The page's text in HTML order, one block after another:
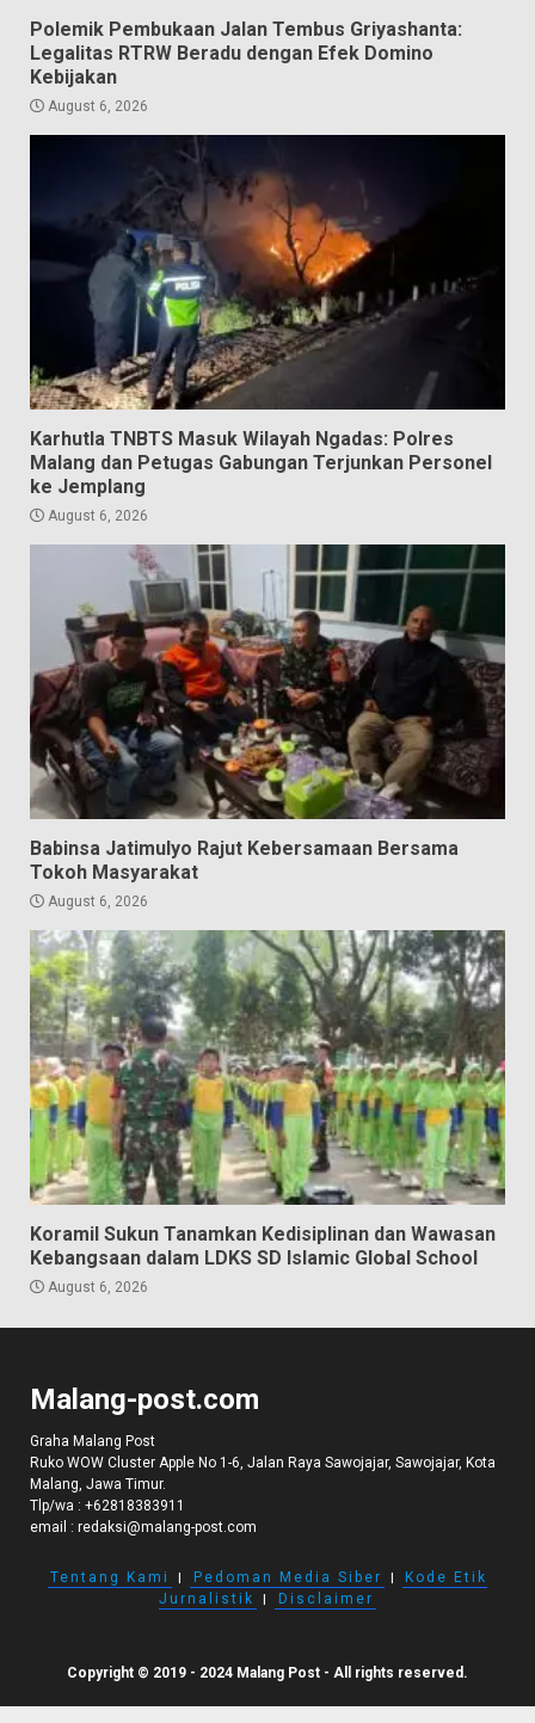
Polemik Pembukaan Jalan Tembus Griyashanta:
Legalitas RTRW Beradu dengan Efek Domino
Kebijakan
August 6, 2026
Karhutla TNBTS Masuk Wilayah Ngadas: Polres
Malang dan Petugas Gabungan Terjunkan Personel
ke Jemplang
August 6, 2026
Babinsa Jatimulyo Rajut Kebersamaan Bersama
Tokoh Masyarakat
August 6, 2026
Koramil Sukun Tanamkan Kedisiplinan dan Wawasan
Kebangsaan dalam LDKS SD Islamic Global School
August 6, 2026
Malang-post.com
Graha Malang Post
Ruko WOW Cluster Apple No 1-6, Jalan Raya Sawojajar, Sawojajar, Kota
Malang, Jawa Timur.
Tlp/wa : +62818383911
email : redaksi@malang-post.com
Tentang Kami I Pedoman Media Siber I
Kode Etik
Jurnalistik
I Disclaimer
Copyright © 2019 - 2024 Malang Post - All rights reserved.